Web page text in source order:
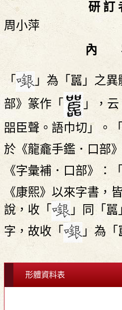
研 訂
周小萍
內
「
」為「嚚」之
部》篆作「
」，
㗊臣聲。語巾切」。「
於《龍龕手鑑．口部
《字彙補．口部》：「
《康熙》以來字書，
說，收「
」同「
字，故收「
」為「
形體資料表